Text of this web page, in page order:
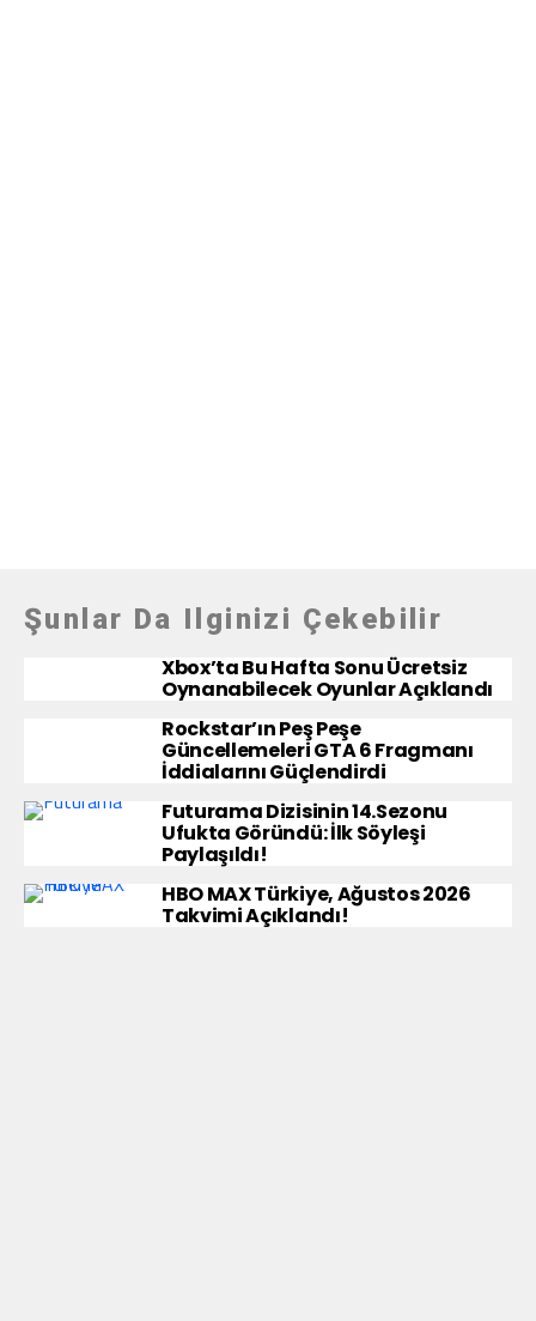
Şunlar Da Ilginizi Çekebilir
Xbox’ta Bu Hafta Sonu Ücretsiz
Oynanabilecek Oyunlar Açıklandı
Rockstar’ın Peş Peşe
Güncellemeleri GTA 6 Fragmanı
İddialarını Güçlendirdi
Futurama Dizisinin 14.Sezonu
Ufukta Göründü: İlk Söyleşi
Paylaşıldı!
HBO MAX Türkiye, Ağustos 2026
Takvimi Açıklandı!